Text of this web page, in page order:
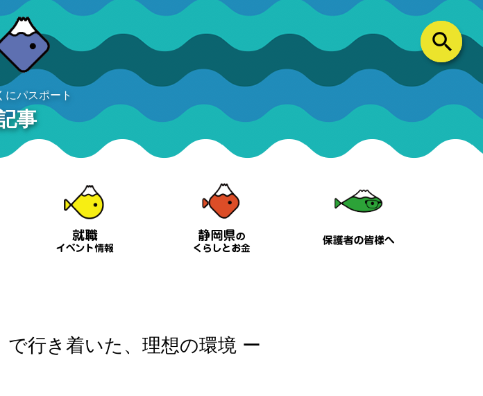
にパスポート
事
で行き着いた、理想の環境 ー